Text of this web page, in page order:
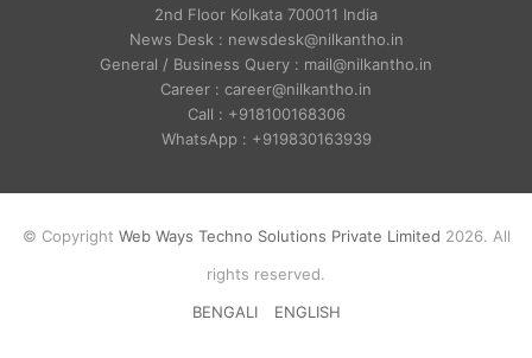
2nd Floor Kolkata 700011 India
News Desk : newsdesk@nilkantho.in
General / Business Query : mail@nilkantho.in
Career : career@nilkantho.in
Call : +918100168306
WhatsApp : +919830163939
© Copyright Web Ways Techno Solutions Private Limited 2026. All
rights reserved.
BENGALI
ENGLISH